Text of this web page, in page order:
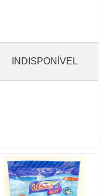
INDISPONÍVEL